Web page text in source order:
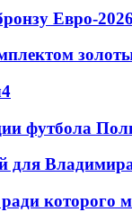
Евро-2026
4
футбола
для
которого